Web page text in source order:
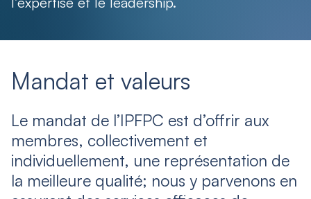
Mandat et valeurs
Le mandat de l’IPFPC est d’offrir aux
membres, collectivement et
individuellement, une représentation de
la meilleure qualité; nous y parvenons en